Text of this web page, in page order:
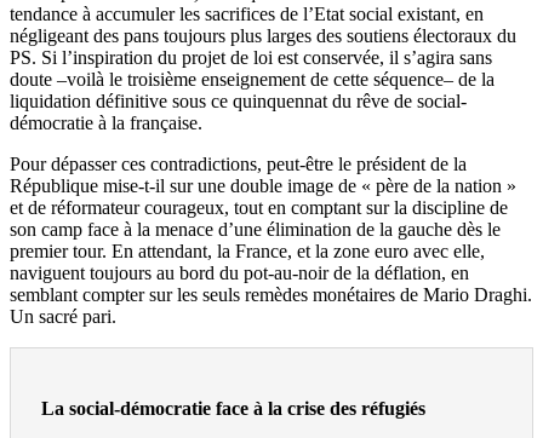
tendance à accumuler les sacrifices de l’Etat social existant, en
négligeant des pans toujours plus larges des soutiens électoraux du
PS. Si l’inspiration du projet de loi est conservée, il s’agira sans
doute –voilà le troisième enseignement de cette séquence– de la
liquidation définitive sous ce quinquennat du rêve de social-
démocratie à la française.
Pour dépasser ces contradictions, peut-être le président de la
République mise-t-il sur une double image de « père de la nation »
et de réformateur courageux, tout en comptant sur la discipline de
son camp face à la menace d’une élimination de la gauche dès le
premier tour. En attendant, la France, et la zone euro avec elle,
naviguent toujours au bord du pot-au-noir de la déflation, en
semblant compter sur les seuls remèdes monétaires de Mario Draghi.
Un sacré pari.
La social-démocratie face à la crise des réfugiés